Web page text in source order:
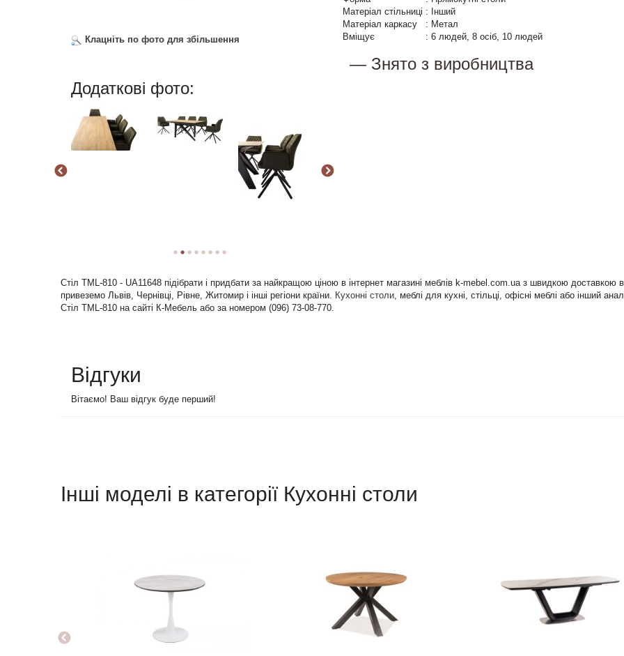
Клацніть по фото для збільшення
Додаткові фото:
Матеріал стільниці :
Інший
Матеріал каркасу
: Метал
Вміщує
: 6 людей, 8 осіб, 10 людей
— Знято з виробництва
Стіл TML-810 - UA11648 підібрати і придбати за найкращою ціною в інтернет магазині меблів k-mebel.com.ua з швидкою
привеземо Львів, Чернівці, Рівне, Житомир і інші регіони країни. Кухонні столи, меблі для кухні, стільці, офісні меблі або інший
Стіл TML-810 на сайті К-Мебель або за номером (096) 73-08-770.
Відгуки
Вітаємо! Ваш відгук буде перший!
Інші моделі в категорії Кухонні столи